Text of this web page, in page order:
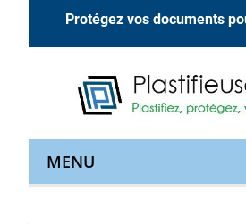
Protégez vos documents
MENU